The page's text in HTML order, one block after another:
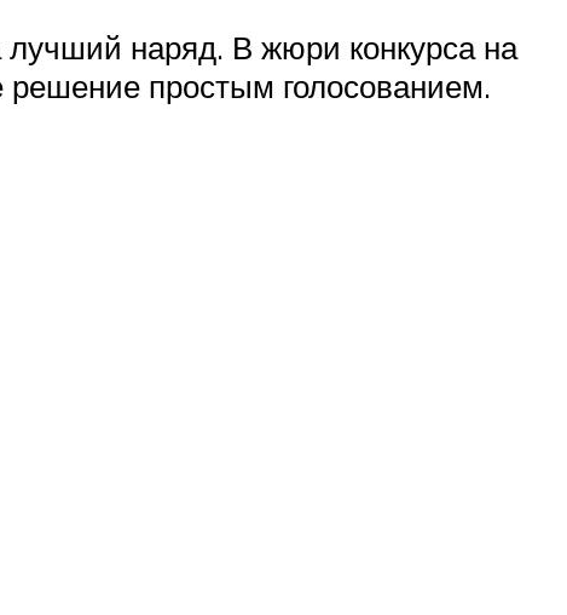
наряд. В жюри конкурса на
простым голосованием.